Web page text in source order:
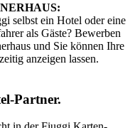
selbst ein Hotel oder eine
als Gäste? Bewerben
und Sie können Ihre
anzeigen lassen.
Partner.